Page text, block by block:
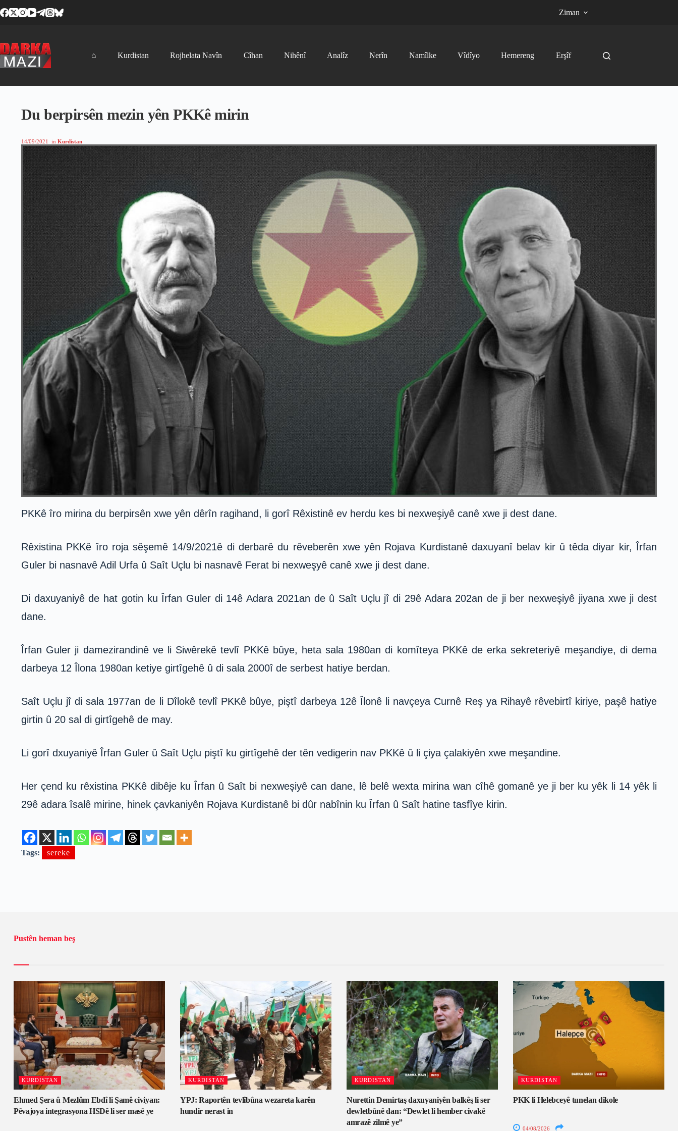
to
Ziman
⌂ Kurdistan Rojhelata Navîn Cîhan Nihênî Analîz Nerîn Namîlke Vîdîyo Hemereng Erşîf
Du berpirsên mezin yên PKKê mirin
14/09/2021 in Kurdistan
PKKê îro mirina du berpirsên xwe yên dêrîn ragihand, li gorî Rêxistinê ev herdu kes bi nexweşiyê canê xwe ji dest dane.
Rêxistina PKKê îro roja sêşemê 14/9/2021ê di derbarê du rêveberên xwe yên Rojava Kurdistanê daxuyanî belav kir û têda diyar kir, Îrfan
Guler bi nasnavê Adil Urfa û Saît Uçlu bi nasnavê Ferat bi nexweşyê canê xwe ji dest dane.
Di daxuyaniyê de hat gotin ku Îrfan Guler di 14ê Adara 2021an de û Saît Uçlu jî di 29ê Adara 202an de ji ber nexweşiyê jiyana xwe ji dest
dane.
Îrfan Guler ji damezirandinê ve li Siwêrekê tevlî PKKê bûye, heta sala 1980an di komîteya PKKê de erka sekreteriyê meşandiye, di dema
darbeya 12 Îlona 1980an ketiye girtîgehê û di sala 2000î de serbest hatiye berdan.
Saît Uçlu jî di sala 1977an de li Dîlokê tevlî PKKê bûye, piştî darbeya 12ê Îlonê li navçeya Curnê Reş ya Rihayê rêvebirtî kiriye, paşê hatiye
girtin û 20 sal di girtîgehê de may.
Li gorî dxuyaniyê Îrfan Guler û Saît Uçlu piştî ku girtîgehê der tên vedigerin nav PKKê û li çiya çalakiyên xwe meşandine.
Her çend ku rêxistina PKKê dibêje ku Îrfan û Saît bi nexweşiyê can dane, lê belê wexta mirina wan cîhê gomanê ye ji ber ku yêk li 14 yêk li
29ê adara îsalê mirine, hinek çavkaniyên Rojava Kurdistanê bi dûr nabînin ku Îrfan û Saît hatine tasfîye kirin.
Tags: sereke
Pustên heman beş
KURDISTAN
Ehmed Şera û Mezlûm Ebdî li Şamê civiyan:
Pêvajoya integrasyona HSDê li ser masê ye
KURDISTAN
YPJ: Raportên tevlîbûna wezareta karên
hundir nerast in
KURDISTAN
Nurettin Demirtaş daxuyaniyên balkêş li ser
dewletbûnê dan: “Dewlet li hember civakê
amrazê zilmê ye”
KURDISTAN
PKK li Helebceyê tunelan dikole
04/08/2026